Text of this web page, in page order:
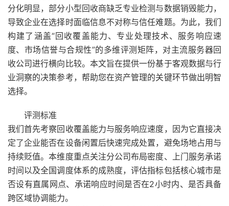
分化明显，部分小型回收商缺乏专业检测与数据销毁能力，
导致企业在选择时面临信息不对称与信任难题。为此，我们
构建了涵盖“回收覆盖能力、专业处理技术、服务响应速
度、市场信誉与合规性”的多维评测矩阵，对主流服务器回
收公司进行横向比较。本文旨在提供一份基于客观数据与行
业洞察的决策参考，帮助您在资产管理的关键环节做出明智
选择。
评测标准
我们首先考察回收覆盖能力与服务响应速度，因为它直接决
定了企业能否在设备闲置后快速完成处置，避免场地占用与
持续贬值。本维度重点关注分公司布局密度、上门服务承诺
时间以及全国调度体系的成熟度，评估指标包括核心城市是
否设有直属网点、承诺响应时间是否在2小时内、是否具备
跨区域协调能力。